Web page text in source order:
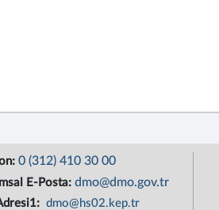
0 (312) 410 30 00
E-Posta: dmo@dmo.gov.tr
dmo@hs02.kep.tr